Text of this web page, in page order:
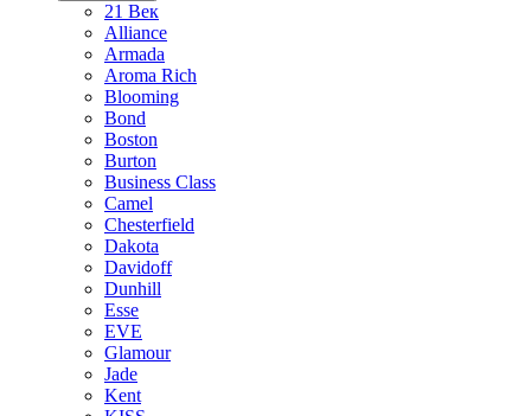
21 Век
Alliance
Armada
Aroma Rich
Blooming
Bond
Boston
Burton
Business Class
Camel
Chesterfield
Dakota
Davidoff
Dunhill
Esse
EVE
Glamour
Jade
Kent